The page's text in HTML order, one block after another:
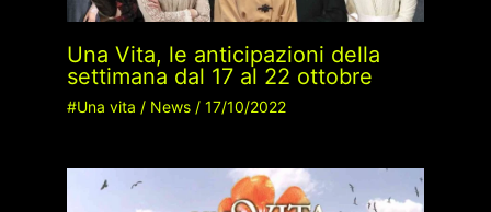
Una Vita, le anticipazioni della
settimana dal 17 al 22 ottobre
#Una vita / News/ 17/10/2022